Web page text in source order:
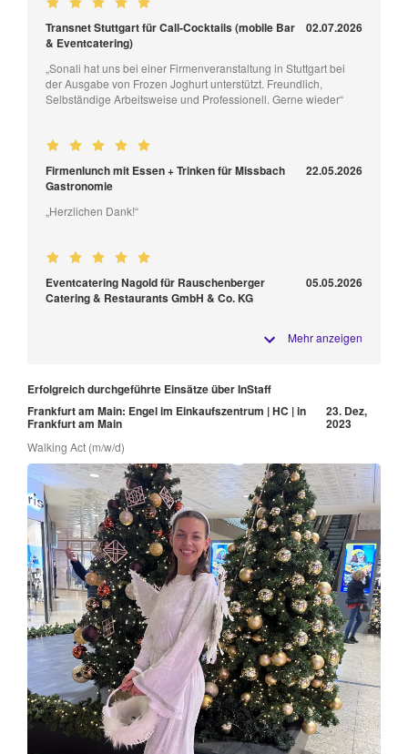
Transnet Stuttgart für Call-Cocktails (mobile Bar
& Eventcatering)
02.07.2026
„Sonali hat uns bei einer Firmenveranstaltung in Stuttgart bei
der Ausgabe von Frozen Joghurt unterstützt. Freundlich,
Selbständige Arbeitsweise und Professionell. Gerne wieder“
Firmenlunch mit Essen + Trinken für Missbach
Gastronomie
22.05.2026
„Herzlichen Dank!“
Eventcatering Nagold für Rauschenberger
Catering & Restaurants GmbH & Co. KG
05.05.2026
Mehr anzeigen
Erfolgreich durchgeführte Einsätze über InStaff
Frankfurt am Main: Engel im Einkaufszentrum | HC | in
Frankfurt am Main
23. Dez,
2023
Walking Act (m/w/d)